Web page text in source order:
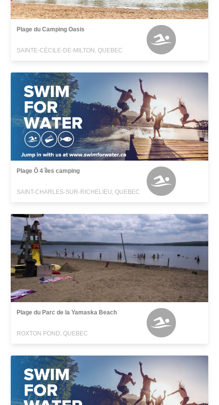
Plage du Camping Oasis
SAINTE-CÉCILE-DE-MILTON, QUEBEC
Plage Ô 4 îles camping
SAINT-CHARLES-SUR-RICHELIEU, QUEBEC
Plage du Parc de la Yamaska Beach
ROXTON POND, QUEBEC